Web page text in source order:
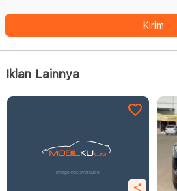
Kirim
Iklan Lainnya